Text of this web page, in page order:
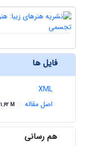
فایل ها
XML
اصل مقاله
1.62 M
هم رسانی